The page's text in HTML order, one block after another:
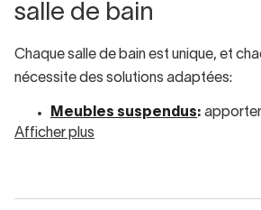
salle de bain
Chaque salle de bain est unique, et
nécessite des solutions adaptées:
Meubles suspendus:
facilitent le nettoyage, parfaits
Afficher plus